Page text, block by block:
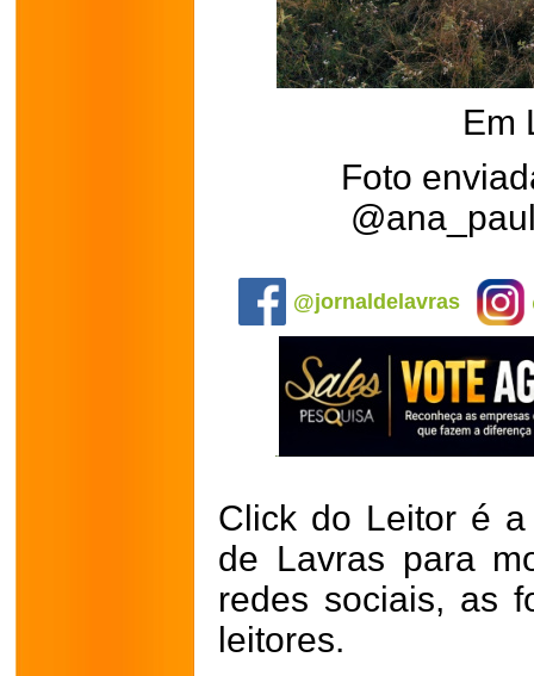
Em
Foto
@jornaldelavras
Click do Leitor é
de Lavras para
redes sociais, as
leitores.